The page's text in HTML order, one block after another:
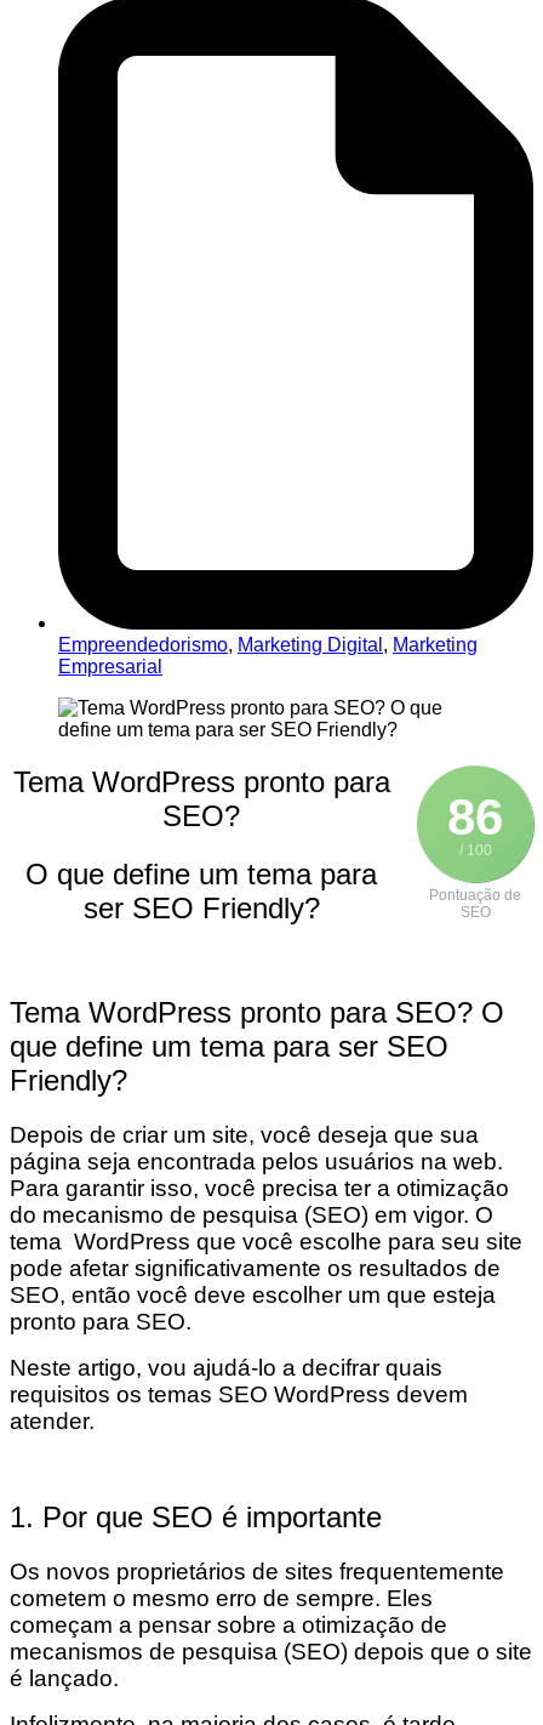
Empreendedorismo, Marketing Digital , Marketing
Empresarial
86
/ 100
Pontuação de
SEO
Tema WordPress pronto para
SEO?
O que define um tema para
ser SEO Friendly?
Tema WordPress pronto para SEO? O
que define um tema para ser SEO
Friendly?
Depois de criar um site, você deseja que sua
página seja encontrada pelos usuários na web.
Para garantir isso, você precisa ter a otimização
do mecanismo de pesquisa (SEO) em vigor. O
tema WordPress que você escolhe para seu site
pode afetar significativamente os resultados de
SEO, então você deve escolher um que esteja
pronto para SEO.
Neste artigo, vou ajudá-lo a decifrar quais
requisitos os temas SEO WordPress devem
atender.
1. Por que SEO é importante
Os novos proprietários de sites frequentemente
cometem o mesmo erro de sempre. Eles
começam a pensar sobre a otimização de
mecanismos de pesquisa (SEO) depois que o site
é lançado.